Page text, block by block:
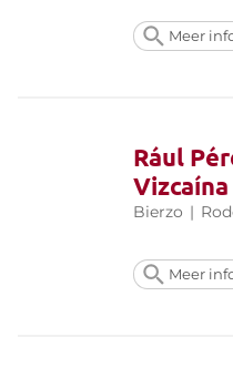
Meer
Rául
Bierzo |
Meer